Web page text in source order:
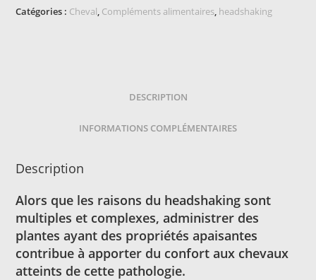
Headshaking
Catégories : Cheval, Compléments alimentaires, headshaking
DESCRIPTION
INFORMATIONS COMPLÉMENTAIRES
Description
Alors que les raisons du headshaking sont
multiples et complexes, administrer des
plantes ayant des propriétés apaisantes
contribue à apporter du confort aux chevaux
atteints de cette pathologie.